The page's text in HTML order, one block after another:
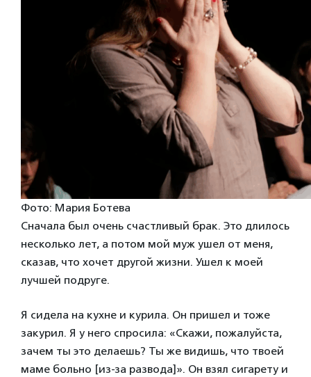
Фото: Мария Ботева
Сначала был очень счастливый брак. Это длилось
несколько лет, а потом мой муж ушел от меня,
сказав, что хочет другой жизни. Ушел к моей
лучшей подруге.
Я сидела на кухне и курила. Он пришел и тоже
закурил. Я у него спросила: «Скажи, пожалуйста,
зачем ты это делаешь? Ты же видишь, что твоей
маме больно [из-за развода]». Он взял сигарету и